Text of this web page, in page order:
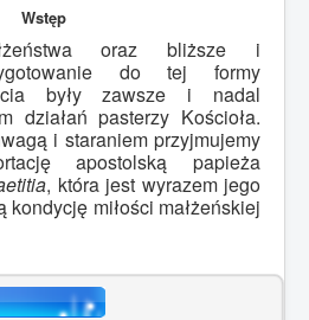
Wstęp
oraz bliższe i
do tej formy
były zawsze i nadal
działań pasterzy Kościoła.
i staraniem przyjmujemy
apostolską papieża
, która jest wyrazem jego
miłości małżeńskiej